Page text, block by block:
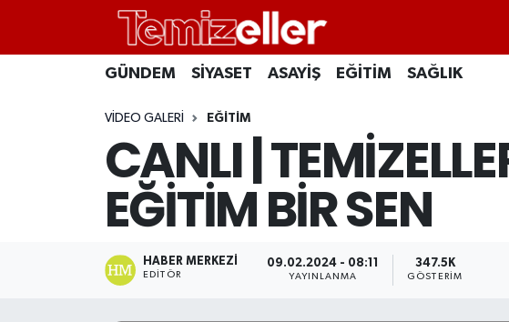
GÜNDEM SİYASET ASAYİŞ EĞİTİM SAĞLIK
VIDEO GALERI EĞITIM
CANLI |
EĞİTİM BİR SEN
HABER MERKEZI
EDITÖR
09.02.2024 - 08:11
YAYINLANMA
347.5K
GÖSTERIM
CANLI YAYIN
GÜNDEM
Hava Durumu
Trafik Durumu
Süper Lig Puan Durumu ve Fikstür
Tüm Manşetler
Son Dakika Haberleri